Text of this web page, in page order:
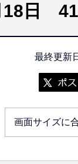
18日
最終更新
画面サイズに